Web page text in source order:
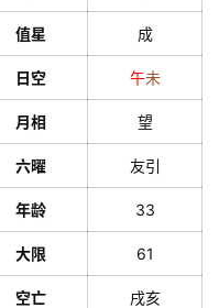
值星 成
日空 午未
月相 望
六曜 友引
年龄 33
大限 61
空亡 戌亥